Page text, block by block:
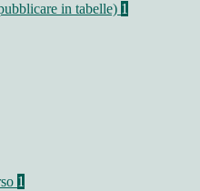
in tabelle) 1
1